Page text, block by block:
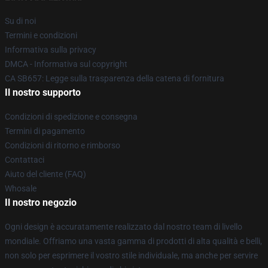
Su di noi
Termini e condizioni
Informativa sulla privacy
DMCA - Informativa sul copyright
CA SB657: Legge sulla trasparenza della catena di fornitura
Il nostro supporto
Condizioni di spedizione e consegna
Termini di pagamento
Condizioni di ritorno e rimborso
Contattaci
Aiuto del cliente (FAQ)
Whosale
Il nostro negozio
Ogni design è accuratamente realizzato dal nostro team di livello
mondiale. Offriamo una vasta gamma di prodotti di alta qualità e belli,
non solo per esprimere il vostro stile individuale, ma anche per servire